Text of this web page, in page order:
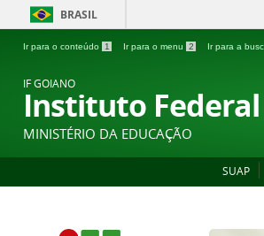
BRASIL
Ir para o conteúdo 1 Ir para o menu 2 Ir para a
IF GOIANO
Instituto
MINISTÉRIO DA EDUCAÇÃO
SUAP